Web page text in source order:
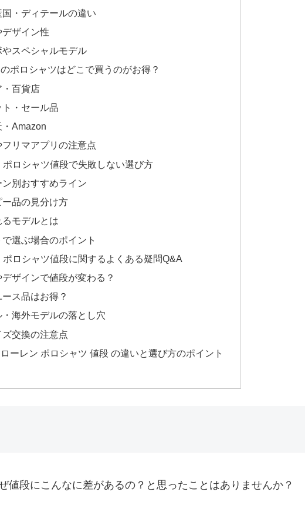
・ディテールの違い
ザイン性
スペシャルモデル
ポロシャツはどこで買うのがお得？
百貨店
・セール品
Amazon
リマアプリの注意点
ポロシャツ値段で失敗しない選び方
別おすすめライン
品の見分け方
モデルとは
選ぶ場合のポイント
ポロシャツ値段に関するよくある疑問Q&A
ザインで値段が変わる？
ス品はお得？
海外モデルの落とし穴
交換の注意点
ーレン ポロシャツ 値段 の違いと選び方のポイント
値段にこんなに差があるの？と思ったことはありませんか？